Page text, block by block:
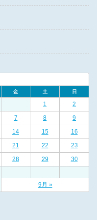
金 土 日
1 2
7 8
9
14 15
16
21 22 23
28 29 30
9月 »